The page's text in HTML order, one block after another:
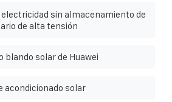
sin almacenamiento de
de alta tensión
blando solar de Huawei
acondicionado solar